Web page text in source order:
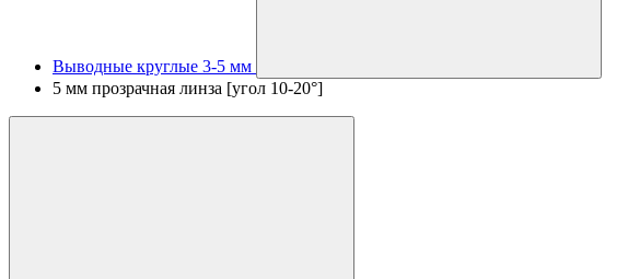
Выводные круглые 3-5 мм
5 мм прозрачная линза [угол 10-20°]